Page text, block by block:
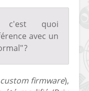
quoi
avec un
?
custom firmware),